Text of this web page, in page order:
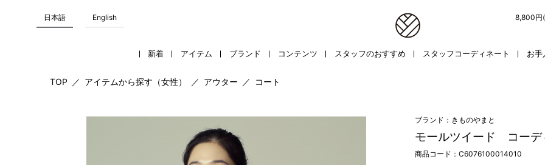
日本語 English 8,800円
新着 アイテム ブランド コンテンツ スタッフのおすすめ スタッフコーディネート お手
TOP ／ アイテムから探す（女性） ／ アウター ／ コート
ブランド：きものやまと
モールツイード コー
商品コード： C6076100014010